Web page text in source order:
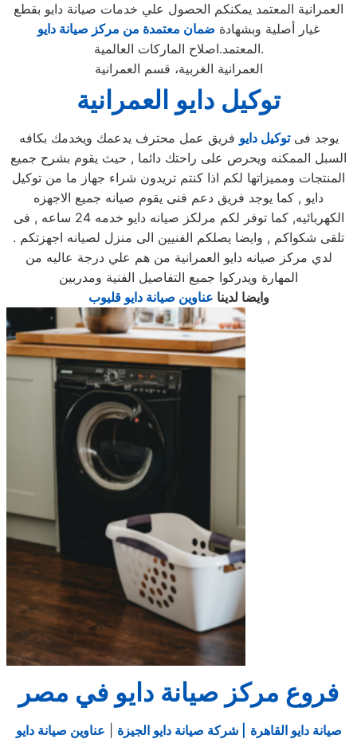
العمرانية المعتمد يمكنكم الحصول علي خدمات صيانة دايو بقطع
غيار أصلية وبشهادة ضمان معتمدة من مركز صيانة دايو
المعتمد.اصلاح الماركات العالمية.
العمرانية الغربية، قسم العمرانية
توكيل دايو العمرانية
يوجد فىتوكيل دايو فريق عمل محترف يدعمك ويخدمك بكافه
السبل الممكنه ويحرص على راحتك دائما , حيث يقوم بشرح جميع
المنتجات ومميزاتها لكم اذا كنتم تريدون شراء جهاز ما من توكيل
دايو , كما يوجد فريق دعم فنى يقوم صيانه جميع الاجهزه
الكهربائيه, كما توفر لكم مرلكز صيانه دايو خدمه 24 ساعه , فى
تلقى شكواكم , وايضا يصلكم الفنيين الى منزل لصيانه اجهزتكم .
لدي مركز صيانه دايو العمرانية من هم علي درجة عاليه من
المهارة ويدركوا جميع التفاصيل الفنية ومدربين
وايضا لدينا عناوين صيانة دايو قليوب
فروع مركز صيانة دايو في مصر
صيانة دايو القاهرة | شركة صيانة دايو الجيزة
عناوين صيانة دايو